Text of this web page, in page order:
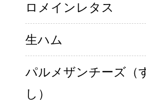
ロメインレタス
生ハム
パルメザンチーズ（
し）